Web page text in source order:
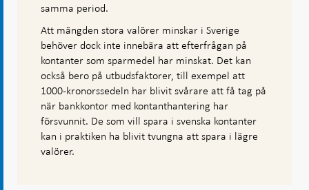
samma period.
Att mängden stora valörer minskar i Sverige
behöver dock inte innebära att efterfrågan på
kontanter som sparmedel har minskat. Det kan
också bero på utbudsfaktorer, till exempel att
1000-kronorssedeln har blivit svårare att få tag på
när bankkontor med kontanthantering har
försvunnit. De som vill spara i svenska kontanter
kan i praktiken ha blivit tvungna att spara i lägre
valörer.